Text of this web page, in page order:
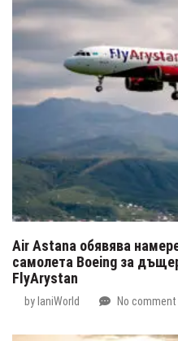
Air Astana обявява
самолета Boeing за
FlyArystan
by IaniWorld No comment